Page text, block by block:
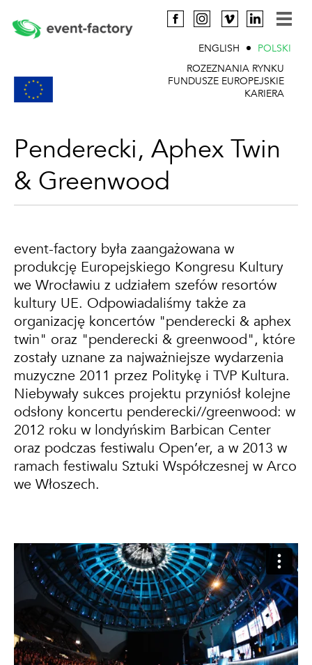
ROZEZNANIA RYNKU
FUNDUSZE EUROPEJSKIE
KARIERA
ENGLISH POLSKI
Penderecki, Aphex Twin
& Greenwood
event-factory była zaangażowana w
produkcję Europejskiego Kongresu Kultury
we Wrocławiu z udziałem szefów resortów
kultury UE. Odpowiadaliśmy także za
organizację koncertów "penderecki & aphex
twin" oraz "penderecki & greenwood", które
zostały uznane za najważniejsze wydarzenia
muzyczne 2011 przez Politykę i TVP Kultura.
Niebywały sukces projektu przyniósł kolejne
odsłony koncertu penderecki//greenwood: w
2012 roku w londyńskim Barbican Center
oraz podczas festiwalu Open’er, a w 2013 w
ramach festiwalu Sztuki Współczesnej w Arco
we Włoszech.